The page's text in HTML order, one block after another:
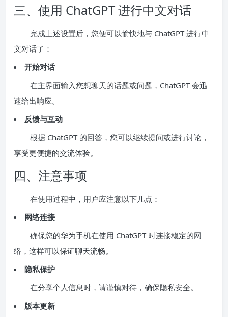
三、使用 ChatGPT 进行中文对话
完成上述设置后，您便可以愉快地与 ChatGPT 进行中
文对话了：
开始对话
在主界面输入您想聊天的话题或问题，ChatGPT 会迅
速给出响应。
反馈与互动
根据 ChatGPT 的回答，您可以继续提问或进行讨论，
享受更便捷的交流体验。
四、注意事项
在使用过程中，用户应注意以下几点：
网络连接
确保您的华为手机在使用 ChatGPT 时连接稳定的网
络，这样可以保证聊天流畅。
隐私保护
在分享个人信息时，请谨慎对待，确保隐私安全。
版本更新